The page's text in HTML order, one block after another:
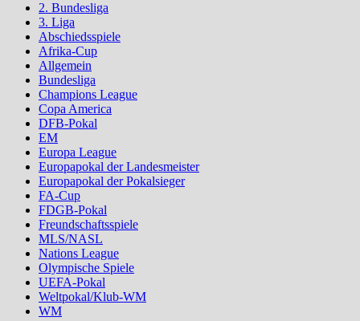
2. Bundesliga
3. Liga
Abschiedsspiele
Afrika-Cup
Allgemein
Bundesliga
Champions League
Copa America
DFB-Pokal
EM
Europa League
Europapokal der Landesmeister
Europapokal der Pokalsieger
FA-Cup
FDGB-Pokal
Freundschaftsspiele
MLS/NASL
Nations League
Olympische Spiele
UEFA-Pokal
Weltpokal/Klub-WM
WM